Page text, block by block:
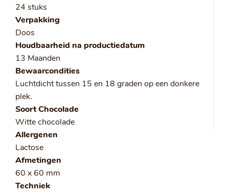
24 stuks
Verpakking
Doos
Houdbaarheid na productiedatum
13 Maanden
Bewaarcondities
Luchtdicht tussen 15 en 18 graden op een donkere
plek.
Soort Chocolade
Witte chocolade
Allergenen
Lactose
Afmetingen
60 x 60 mm
Techniek